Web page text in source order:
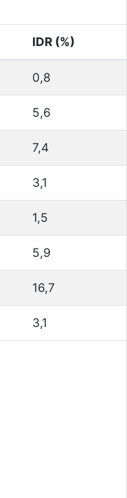
IDR (%)
0,8
5,6
7,4
3,1
1,5
5,9
16,7
3,1